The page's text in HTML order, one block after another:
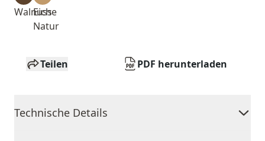
Walnuss
Eiche
Natur
Teilen PDF herunterladen
Technische Details